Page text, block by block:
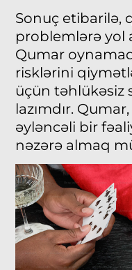
Sonuç etibarilə,
problemlərə yol
Qumar
risklərini
üçün təhlükəsiz
lazımdır.
əyləncəli bir
nəzərə almaq